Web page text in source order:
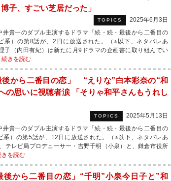
子、すごい芝居だった」
TOPICS
2025年6月3日
貴一のダブル主演するドラマ「続・続・最後から二番目の
系）の第8話が、2日に放送された。（※以下、ネタバレあ
（内田有紀）は新たに月9ドラマの企画書に取り組んでい
続きを読む
後から二番目の恋」 “えりな”白本彩奈の“和
の思いに視聴者涙 「そりゃ和平さんもうれし
TOPICS
2025年5月13日
貴一のダブル主演するドラマ「続・続・最後から二番目の
系）の第5話が、12日に放送された。（※以下、ネタバレあ
レビ局プロデューサー・吉野千明（小泉）と、鎌倉市役所
きを読む
後から二番目の恋」“千明”小泉今日子と”和